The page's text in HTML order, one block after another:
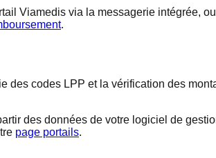
Viamedis via la messagerie intégrée,
.
codes LPP et la vérification des
des données de votre logiciel de
page portails.